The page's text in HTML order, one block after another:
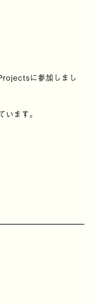
に参加しまし
ます。